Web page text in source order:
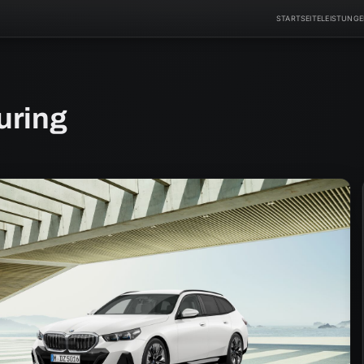
STARTSEITE